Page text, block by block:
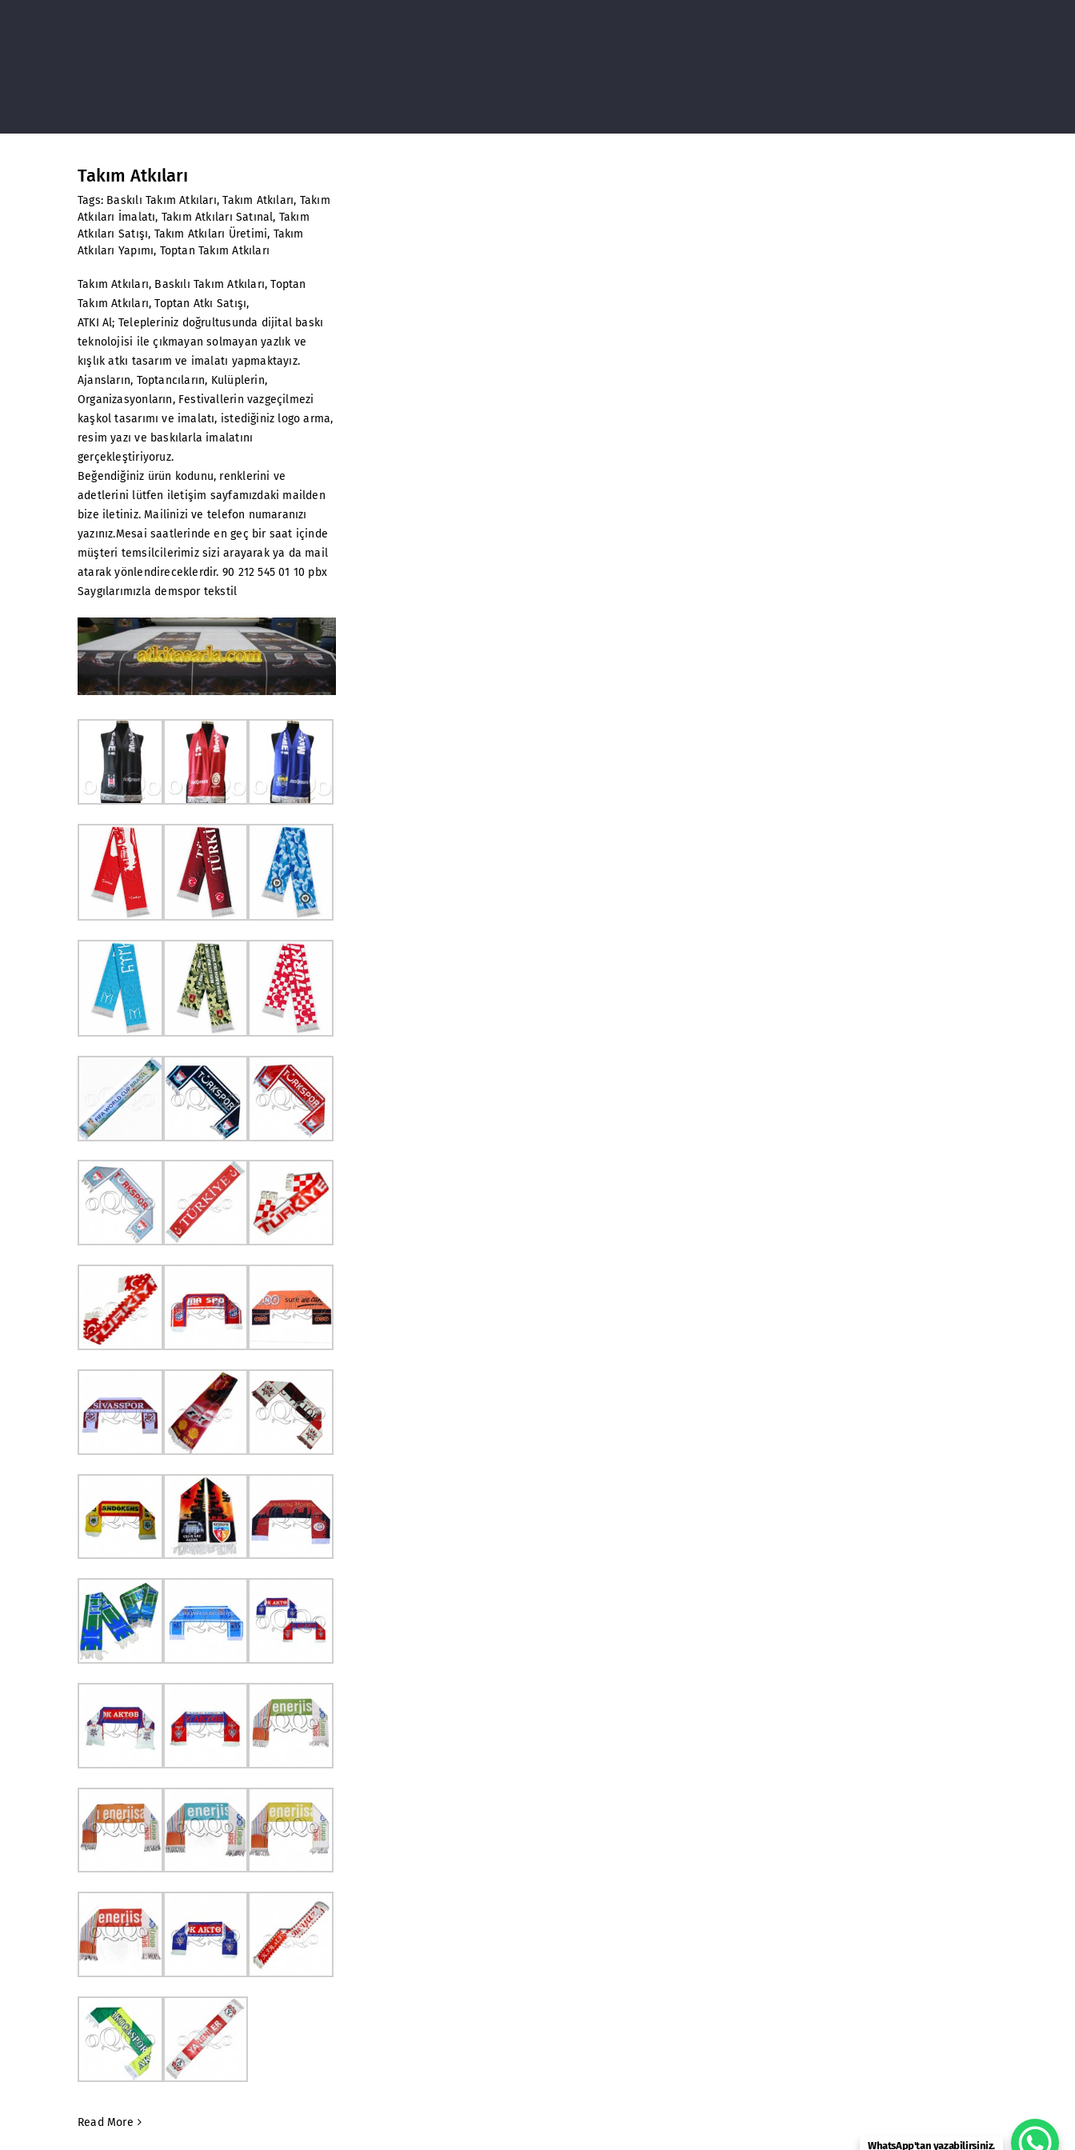
Takım Atkıları
Tags: Baskılı Takım Atkıları,Takım Atkıları, Takım
Atkıları İmalatı, Takım Atkıları Satınal, Takım
Atkıları Satışı, Takım Atkıları Üretimi, Takım
Atkıları Yapımı, Toptan Takım Atkıları
Takım Atkıları, Baskılı Takım Atkıları, Toptan
Takım Atkıları, Toptan Atkı Satışı,
ATKI Al; Telepleriniz doğrultusunda dijital baskı
teknolojisi ile çıkmayan solmayan yazlık ve
kışlık atkı tasarım ve imalatı yapmaktayız.
Ajansların, Toptancıların, Kulüplerin,
Organizasyonların, Festivallerin vazgeçilmezi
kaşkol tasarımı ve imalatı, istediğiniz logo arma,
resim yazı ve baskılarla imalatını
gerçekleştiriyoruz.
Beğendiğiniz ürün kodunu, renklerini ve
adetlerini lütfen iletişim sayfamızdaki mailden
bize iletiniz. Mailinizi ve telefon numaranızı
yazınız.Mesai saatlerinde en geç bir saat içinde
müşteri temsilcilerimiz sizi arayarak ya da mail
atarak yönlendireceklerdir. 90 212 545 01 10 pbx
Saygılarımızla demspor tekstil
Read More
WhatsApp'tan yazabilirsiniz.